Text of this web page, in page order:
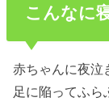
こんなに
赤ちゃんに夜泣
足に陥ってふら